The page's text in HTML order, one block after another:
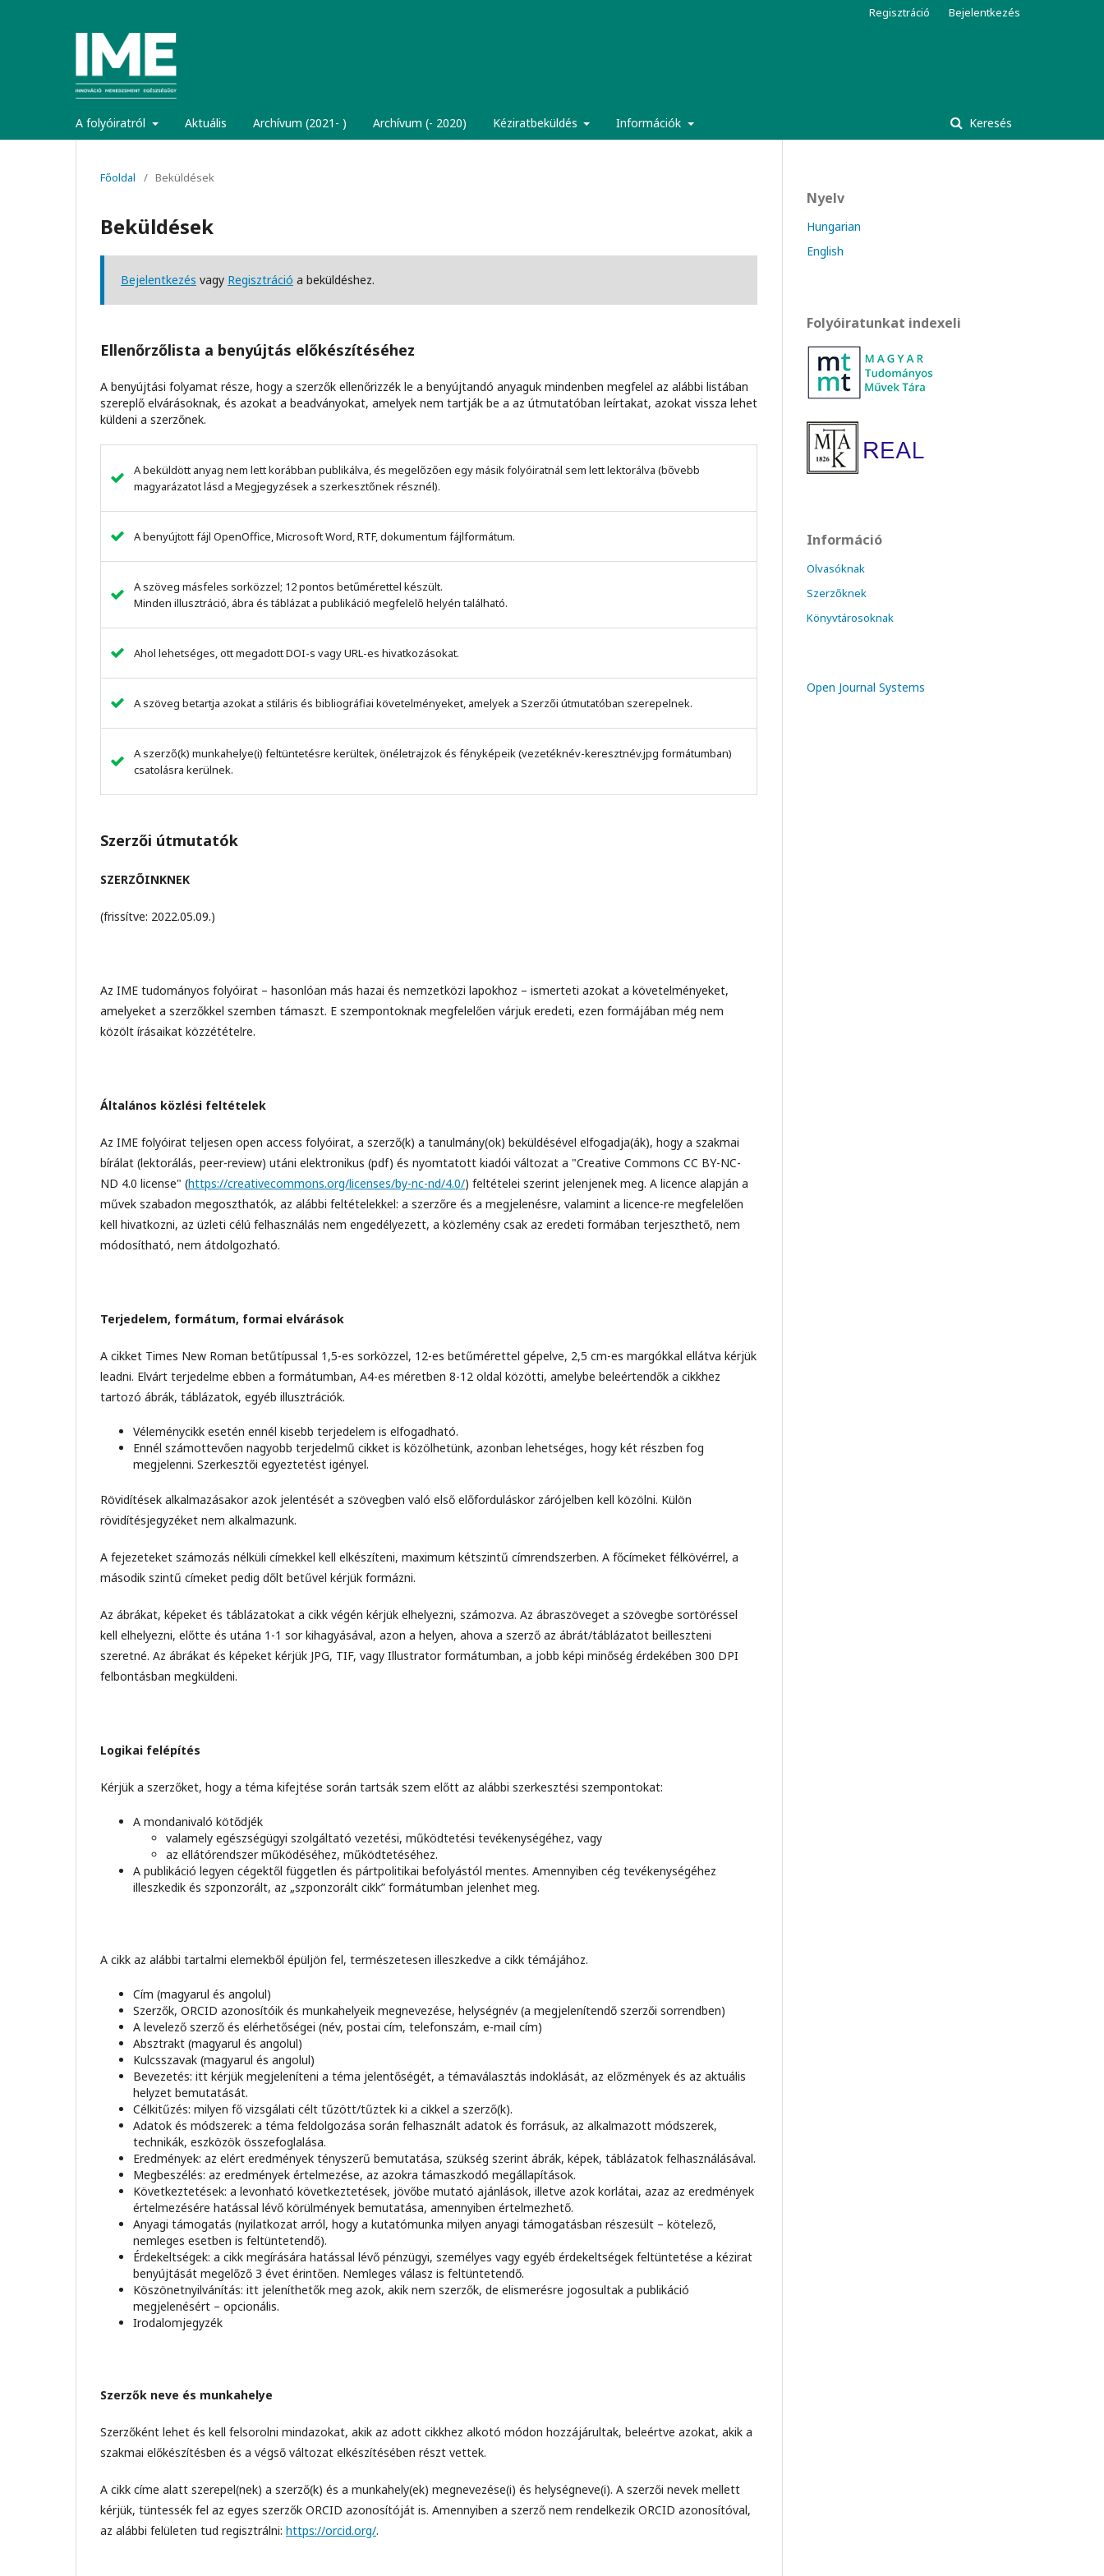
A folyóiratról Aktuális Archívum (2021- ) Archívum (- 2020) Kéziratbeküldés Információk Keresés
Regisztráció Bejelentkezés
Főoldal / Beküldések
Beküldések
Bejelentkezés vagy Regisztráció a beküldéshez.
Ellenőrzőlista a benyújtás előkészítéséhez
A benyújtási folyamat része, hogy a szerzők ellenőrizzék le a benyújtandó anyaguk mindenben megfelel az alábbi listában
szereplő elvárásoknak, és azokat a beadványokat, amelyek nem tartják be a az útmutatóban leírtakat, azokat vissza lehet
küldeni a szerzőnek.
A beküldött anyag nem lett korábban publikálva, és megelőzően egy másik folyóiratnál sem lett lektorálva (bővebb
magyarázatot lásd a Megjegyzések a szerkesztőnek résznél).
A benyújtott fájl OpenOffice, Microsoft Word, RTF, dokumentum fájlformátum.
A szöveg másfeles sorközzel; 12 pontos betűmérettel készült.
Minden illusztráció, ábra és táblázat a publikáció megfelelő helyén található.
Ahol lehetséges, ott megadott DOI-s vagy URL-es hivatkozásokat.
A szöveg betartja azokat a stiláris és bibliográfiai követelményeket, amelyek a Szerzői útmutatóban szerepelnek.
A szerző(k) munkahelye(i) feltüntetésre kerültek, önéletrajzok és fényképeik (vezetéknév-keresztnév.jpg formátumban)
csatolásra kerülnek.
Szerzői útmutatók
SZERZŐINKNEK
(frissítve: 2022.05.09.)
Az IME tudományos folyóirat – hasonlóan más hazai és nemzetközi lapokhoz – ismerteti azokat a követelményeket,
amelyeket a szerzőkkel szemben támaszt. E szempontoknak megfelelően várjuk eredeti, ezen formájában még nem
közölt írásaikat közzétételre.
Általános közlési feltételek
Az IME folyóirat teljesen open access folyóirat, a szerző(k) a tanulmány(ok) beküldésével elfogadja(ák), hogy a szakmai
bírálat (lektorálás, peer-review) utáni elektronikus (pdf) és nyomtatott kiadói változat a "Creative Commons CC BY-NC-
ND 4.0 license" (https://creativecommons.org/licenses/by-nc-nd/4.0/) feltételei szerint jelenjenek meg. A licence alapján a
művek szabadon megoszthatók, az alábbi feltételekkel: a szerzőre és a megjelenésre, valamint a licence-re megfelelően
kell hivatkozni, az üzleti célú felhasználás nem engedélyezett, a közlemény csak az eredeti formában terjeszthető, nem
módosítható, nem átdolgozható.
Terjedelem, formátum, formai elvárások
A cikket Times New Roman betűtípussal 1,5-es sorközzel, 12-es betűmérettel gépelve, 2,5 cm-es margókkal ellátva kérjük
leadni. Elvárt terjedelme ebben a formátumban, A4-es méretben 8-12 oldal közötti, amelybe beleértendők a cikkhez
tartozó ábrák, táblázatok, egyéb illusztrációk.
Véleménycikk esetén ennél kisebb terjedelem is elfogadható.
Ennél számottevően nagyobb terjedelmű cikket is közölhetünk, azonban lehetséges, hogy két részben fog
megjelenni. Szerkesztői egyeztetést igényel.
Rövidítések alkalmazásakor azok jelentését a szövegben való első előforduláskor zárójelben kell közölni. Külön
rövidítésjegyzéket nem alkalmazunk.
A fejezeteket számozás nélküli címekkel kell elkészíteni, maximum kétszintű címrendszerben. A főcímeket félkövérrel, a
második szintű címeket pedig dőlt betűvel kérjük formázni.
Az ábrákat, képeket és táblázatokat a cikk végén kérjük elhelyezni, számozva. Az ábraszöveget a szövegbe sortöréssel
kell elhelyezni, előtte és utána 1-1 sor kihagyásával, azon a helyen, ahova a szerző az ábrát/táblázatot beilleszteni
szeretné. Az ábrákat és képeket kérjük JPG, TIF, vagy Illustrator formátumban, a jobb képi minőség érdekében 300 DPI
felbontásban megküldeni.
Logikai felépítés
Kérjük a szerzőket, hogy a téma kifejtése során tartsák szem előtt az alábbi szerkesztési szempontokat:
A mondanivaló kötődjék
valamely egészségügyi szolgáltató vezetési, működtetési tevékenységéhez, vagy
az ellátórendszer működéséhez, működtetéséhez.
A publikáció legyen cégektől független és pártpolitikai befolyástól mentes. Amennyiben cég tevékenységéhez
illeszkedik és szponzorált, az „szponzorált cikk” formátumban jelenhet meg.
A cikk az alábbi tartalmi elemekből épüljön fel, természetesen illeszkedve a cikk témájához.
Cím (magyarul és angolul)
Szerzők, ORCID azonosítóik és munkahelyeik megnevezése, helységnév (a megjelenítendő szerzői sorrendben)
A levelező szerző és elérhetőségei (név, postai cím, telefonszám, e-mail cím)
Absztrakt (magyarul és angolul)
Kulcsszavak (magyarul és angolul)
Bevezetés: itt kérjük megjeleníteni a téma jelentőségét, a témaválasztás indoklását, az előzmények és az aktuális
helyzet bemutatását.
Célkitűzés: milyen fő vizsgálati célt tűzött/tűztek ki a cikkel a szerző(k).
Adatok és módszerek: a téma feldolgozása során felhasznált adatok és forrásuk, az alkalmazott módszerek,
technikák, eszközök összefoglalása.
Eredmények: az elért eredmények tényszerű bemutatása, szükség szerint ábrák, képek, táblázatok felhasználásával.
Megbeszélés: az eredmények értelmezése, az azokra támaszkodó megállapítások.
Következtetések: a levonható következtetések, jövőbe mutató ajánlások, illetve azok korlátai, azaz az eredmények
értelmezésére hatással lévő körülmények bemutatása, amennyiben értelmezhető.
Anyagi támogatás (nyilatkozat arról, hogy a kutatómunka milyen anyagi támogatásban részesült – kötelező,
nemleges esetben is feltüntetendő).
Érdekeltségek: a cikk megírására hatással lévő pénzügyi, személyes vagy egyéb érdekeltségek feltüntetése a kézirat
benyújtását megelőző 3 évet érintően. Nemleges válasz is feltüntetendő.
Köszönetnyilvánítás: itt jeleníthetők meg azok, akik nem szerzők, de elismerésre jogosultak a publikáció
megjelenésért – opcionális.
Irodalomjegyzék
Szerzők neve és munkahelye
Szerzőként lehet és kell felsorolni mindazokat, akik az adott cikkhez alkotó módon hozzájárultak, beleértve azokat, akik a
szakmai előkészítésben és a végső változat elkészítésében részt vettek.
A cikk címe alatt szerepel(nek) a szerző(k) és a munkahely(ek) megnevezése(i) és helységneve(i). A szerzői nevek mellett
kérjük, tüntessék fel az egyes szerzők ORCID azonosítóját is. Amennyiben a szerző nem rendelkezik ORCID azonosítóval,
az alábbi felületen tud regisztrálni: https://orcid.org/.
Nyelv
Hungarian
English
Folyóiratunkat indexeli
Információ
Olvasóknak
Szerzőknek
Könyvtárosoknak
Open Journal Systems